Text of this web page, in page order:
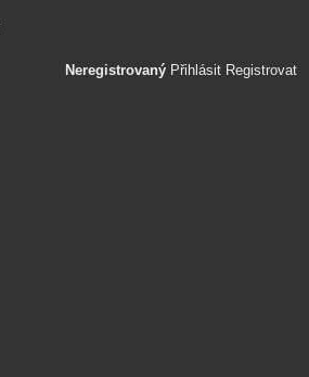
Neregistrovaný Přihlásit Registrovat